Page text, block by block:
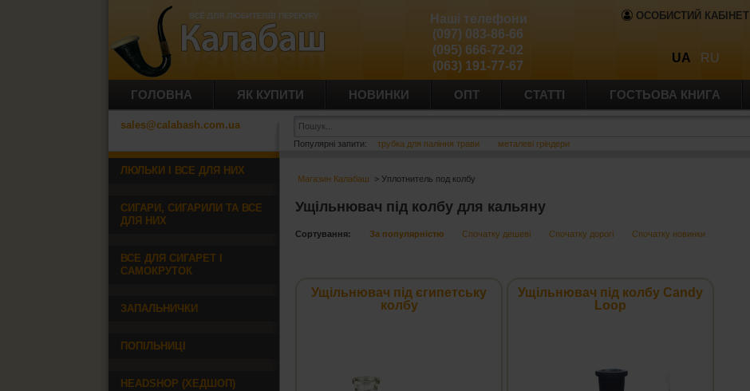
ОСОБИСТИЙ КАБІНЕТ
UA RU
Наші телефони
(097) 083-86-66
(095) 666-72-02
(063) 191-77-67
ГОЛОВНА ЯК КУПИТИ НОВИНКИ ОПТ СТАТТІ ГОСТЬОВА КНИГА
sales@calabash.com.ua
Популярні запити: трубка для паління трави металеві гріндери
Магазин Калабаш > Уплотнитель под колбу
Ущільнювач під колбу для кальяну
Сортування: За популярністю Спочатку дешеві Спочатку дорогі Спочатку новинки
Ущільнювач під єгипетську
колбу
Ущільнювач під колбу Candy
Loop
ЛЮЛЬКИ І ВСЕ ДЛЯ НИХ
СИГАРИ, СИГАРИЛИ ТА ВСЕ
ДЛЯ НИХ
ВСЕ ДЛЯ СИГАРЕТ І
САМОКРУТОК
ЗАПАЛЬНИЧКИ
ПОПІЛЬНИЦІ
HEADSHOP (ХЕДШОП)